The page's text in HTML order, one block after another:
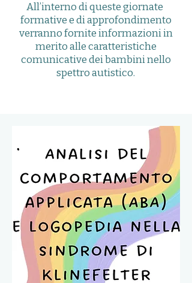
All’interno di queste giornate
formative e di approfondimento
verranno fornite informazioni in
merito alle caratteristiche
comunicative dei bambini nello
spettro autistico.